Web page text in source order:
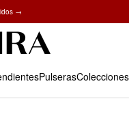
→ gratuito
PulserasColecciones